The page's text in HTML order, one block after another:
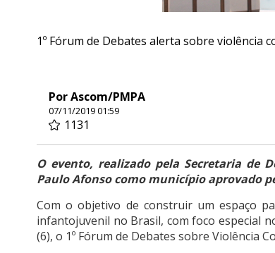
1º Fórum de Debates alerta sobre violência
Por Ascom/PMPA
07/11/2019 01:59
1131
O evento, realizado pela Secretaria de
Paulo Afonso como município aprovado
Com o objetivo de construir um espaço
infantojuvenil no Brasil, com foco especial
(6), o 1º Fórum de Debates sobre Violência